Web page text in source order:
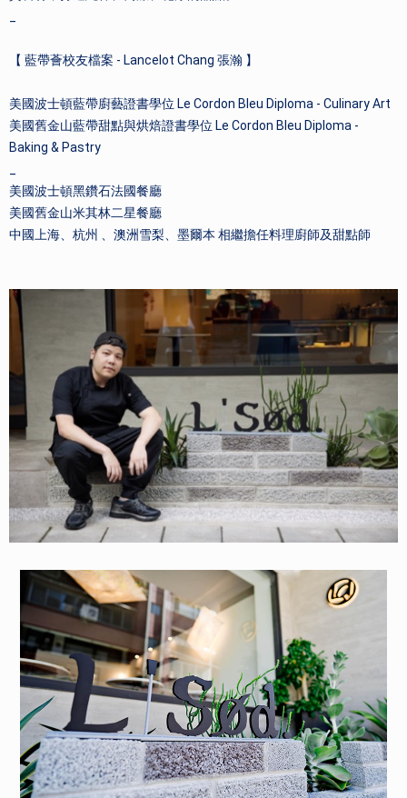
【 藍帶薈校友檔案 - Lancelot Chang 張瀚 】
美國波士頓藍帶廚藝證書學位 Le Cordon Bleu Diploma - Culinary Art
美國舊金山藍帶甜點與烘焙證書學位 Le Cordon Bleu Diploma -
Baking & Pastry
美國波士頓黑鑽石法國餐廳
美國舊金山米其林二星餐廳
中國上海、杭州 、澳洲雪梨、墨爾本 相繼擔任料理廚師及甜點師